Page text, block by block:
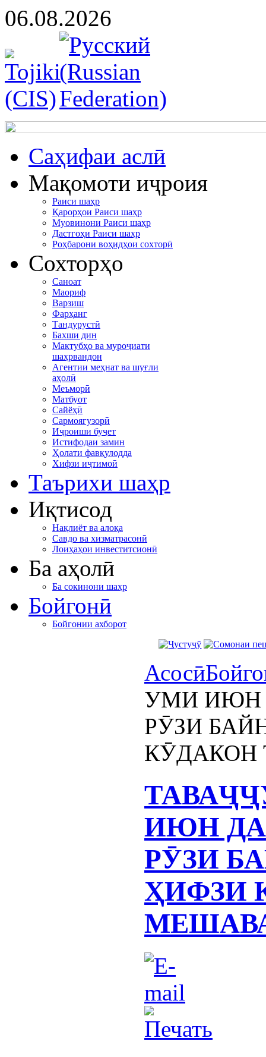
06.08.2026
Cаҳифаи аслӣ
Мақомоти иҷроия
Раиси шаҳр
Қарорҳои Раиси шаҳр
Муовинони Раиси шаҳр
Дастгоҳи Раиси шаҳр
Роҳбарони воҳидҳои сохторӣ
Сохторҳо
Саноат
Маориф
Варзиш
Фарҳанг
Тандурустӣ
Бахши дин
Мактубҳо ва муроҷиати
шаҳрвандон
Агентии меҳнат ва шуғли
аҳолӣ
Меъморӣ
Матбуот
Сайёҳӣ
Сармоягузорӣ
Иҷроиши буҷет
Истифодаи замин
Ҳолати фавқулодда
Хифзи иҷтимоӣ
Таърихи шаҳр
Иқтисод
Нақлиёт ва алоқа
Савдо ва хизматрасонӣ
Лоиҳаҳои инвеститсионӣ
Ба аҳолӣ
Ба сокинони шаҳр
Бойгонӣ
Бойгонии ахборот
Асосӣ
УМИ ИЮН
РӮЗИ
КӮДАКОН
ИЮН
РӮЗИ
ҲИФЗИ